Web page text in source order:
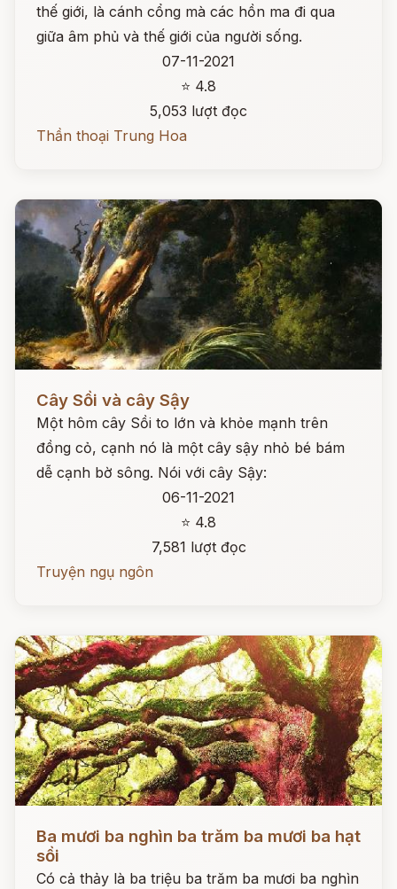
thế giới, là cánh cổng mà các hồn ma đi qua
giữa âm phủ và thế giới của người sống.
07-11-2021
⭐ 4.8
5,053 lượt đọc
Thần thoại Trung Hoa
Cây Sồi và cây Sậy
Một hôm cây Sồi to lớn và khỏe mạnh trên
đồng cỏ, cạnh nó là một cây sậy nhỏ bé bám
dễ cạnh bờ sông. Nói với cây Sậy:
06-11-2021
⭐ 4.8
7,581 lượt đọc
Truyện ngụ ngôn
Ba mươi ba nghìn ba trăm ba mươi ba hạt
sồi
Có cả thảy là ba triệu ba trăm ba mươi ba nghìn